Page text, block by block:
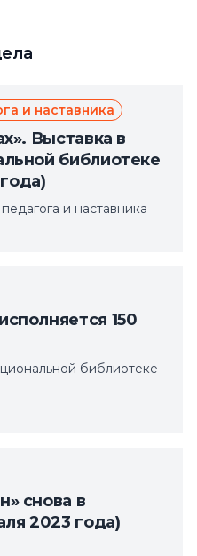
и наставника
Выставка в
библиотеке
и наставника
150
библиотеке
снова в
2023 года)